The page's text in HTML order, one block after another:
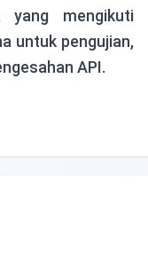
yang mengikuti
untuk pengujian,
API.